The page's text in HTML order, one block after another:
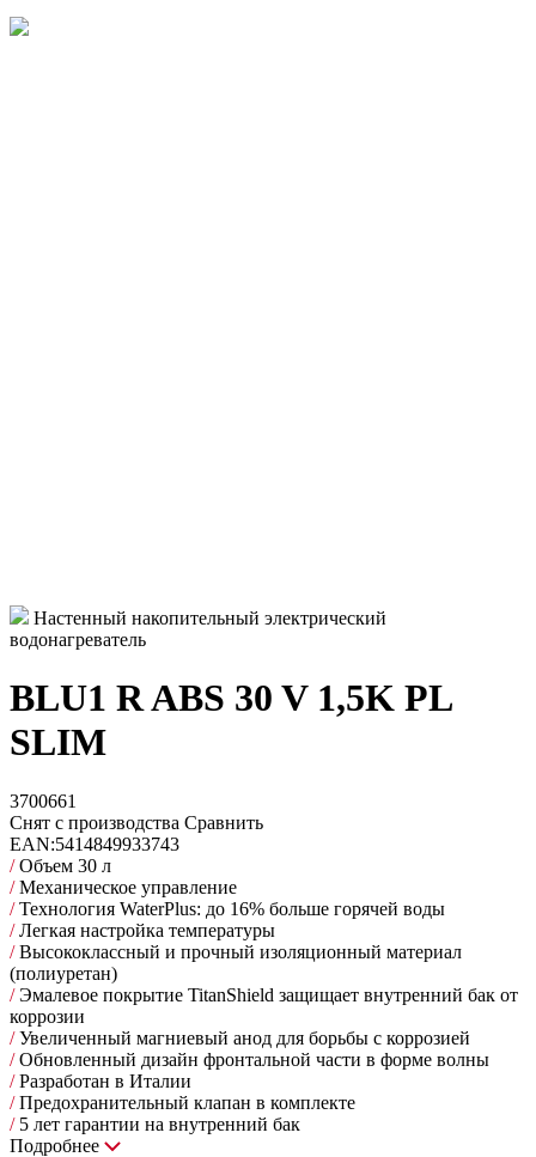
Настенный накопительный электрический
водонагреватель
BLU1 R ABS 30 V 1,5K PL
SLIM
3700661
Снят с производства Сравнить
EAN:5414849933743
/Объем 30 л
/Механическое управление
/Технология WaterPlus: до 16% больше горячей воды
/Легкая настройка температуры
/Высококлассный и прочный изоляционный материал
(полиуретан)
/Эмалевое покрытие TitanShield защищает внутренний бак от
коррозии
/Увеличенный магниевый анод для борьбы с коррозией
/Обновленный дизайн фронтальной части в форме волны
/Разработан в Италии
/Предохранительный клапан в комплекте
/5 лет гарантии на внутренний бак
Подробнее